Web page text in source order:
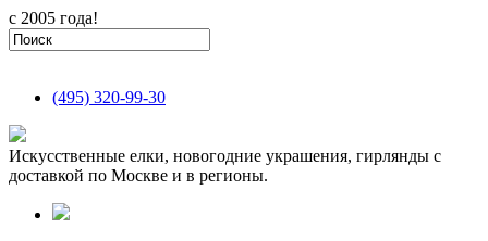
с 2005 года!
(495) 320-99-30
Искусственные елки, новогодние украшения, гирлянды с
доставкой по Москве и в регионы.